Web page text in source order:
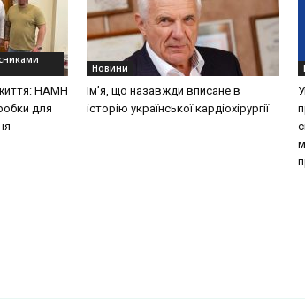
НАМН
для
Новини
Ім’я, що назавжди вписане в
історію української кардіохірургії